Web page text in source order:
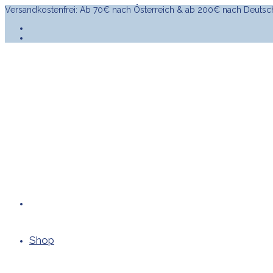
Versandkostenfrei: Ab 70€ nach Österreich & ab 200€ nach
Shop